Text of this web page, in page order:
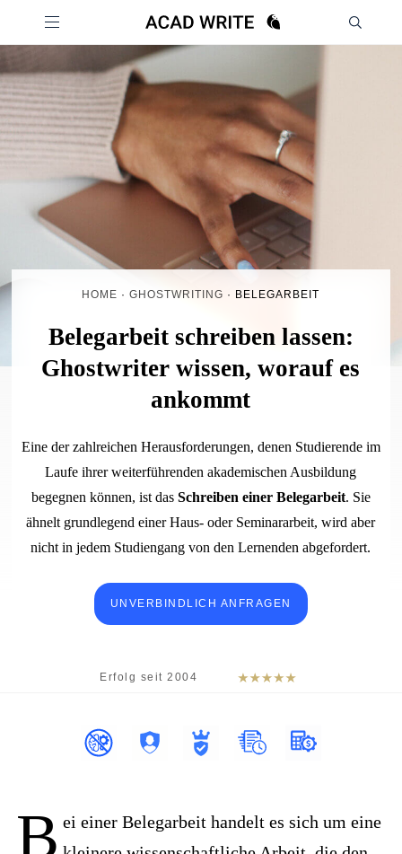
HOME ·GHOSTWRITING · BELEGARBEIT
Belegarbeit schreiben lassen:
Ghostwriter wissen, worauf es
ankommt
Eine der zahlreichen Herausforderungen, denen Studierende im
Laufe ihrer weiterführenden akademischen Ausbildung
begegnen können, ist das Schreiben einer Belegarbeit. Sie
ähnelt grundlegend einer Haus- oder Seminararbeit, wird aber
nicht in jedem Studiengang von den Lernenden abgefordert.
UNVERBINDLICH ANFRAGEN
B ei einer Belegarbeit handelt es sich um eine